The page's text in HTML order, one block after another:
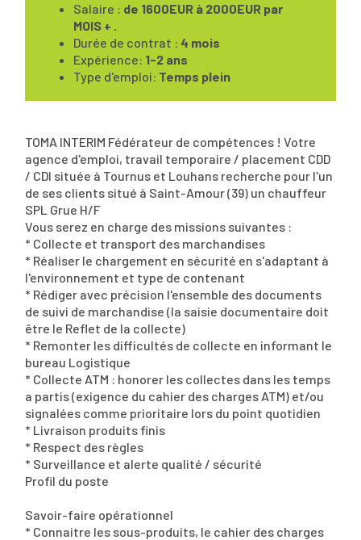
Salaire : de 1600EUR à 2000EUR par
MOIS + .
Durée de contrat : 4 mois
Expérience: 1-2 ans
Type d'emploi: Temps plein
TOMA INTERIM Fédérateur de compétences ! Votre
agence d'emploi, travail temporaire / placement CDD
/ CDI située à Tournus et Louhans recherche pour l'un
de ses clients situé à Saint-Amour (39) un chauffeur
SPL Grue H/F
Vous serez en charge des missions suivantes :
* Collecte et transport des marchandises
* Réaliser le chargement en sécurité en s'adaptant à
l'environnement et type de contenant
* Rédiger avec précision l'ensemble des documents
de suivi de marchandise (la saisie documentaire doit
être le Reflet de la collecte)
* Remonter les difficultés de collecte en informant le
bureau Logistique
* Collecte ATM : honorer les collectes dans les temps
a partis (exigence du cahier des charges ATM) et/ou
signalées comme prioritaire lors du point quotidien
* Livraison produits finis
* Respect des règles
* Surveillance et alerte qualité / sécurité
Profil du poste
Savoir-faire opérationnel
* Connaitre les sous-produits, le cahier des charges